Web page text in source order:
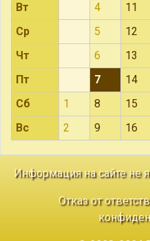
Вт
4 11
Ср
5 12
Чт
6 13
Пт
7 14
Сб
1 8 15
Вс
2 9 16
Информация на сайте не
Отказ от